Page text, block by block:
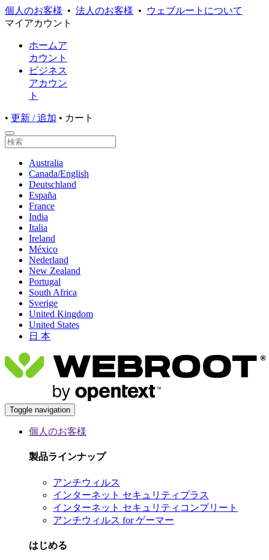
個人のお客様 • 法人のお客様 •
ウェブルートについて
マイアカウント
ホームア
カウント
ビジネス
アカウン
ト
• 更新 / 追加 • カート
Australia
Canada/English
Deutschland
España
France
India
Italia
Ireland
México
Nederland
New Zealand
Portugal
South Africa
Sverige
United Kingdom
United States
日 本
Toggle navigation
個人のお客様
製品ラインナップ
アンチウィルス
インターネット セキュリティプラス
インターネット セキュリティコンプリート
アンチウィルス for ゲーマー
はじめる